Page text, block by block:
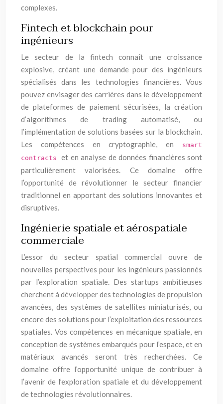
complexes.
Fintech et blockchain pour
ingénieurs
Le secteur de la fintech connaît une croissance
explosive, créant une demande pour des ingénieurs
spécialisés dans les technologies financières. Vous
pouvez envisager des carrières dans le développement
de plateformes de paiement sécurisées, la création
d’algorithmes de trading automatisé, ou
l’implémentation de solutions basées sur la blockchain.
Les compétences en cryptographie, en
smart
contractset en analyse de données financières sont
particulièrement valorisées. Ce domaine offre
l’opportunité de révolutionner le secteur financier
traditionnel en apportant des solutions innovantes et
disruptives.
Ingénierie spatiale et aérospatiale
commerciale
L’essor du secteur spatial commercial ouvre de
nouvelles perspectives pour les ingénieurs passionnés
par l’exploration spatiale. Des startups ambitieuses
cherchent à développer des technologies de propulsion
avancées, des systèmes de satellites miniaturisés, ou
encore des solutions pour l’exploitation des ressources
spatiales. Vos compétences en mécanique spatiale, en
conception de systèmes embarqués pour l’espace, et en
matériaux avancés seront très recherchées. Ce
domaine offre l’opportunité unique de contribuer à
l’avenir de l’exploration spatiale et du développement
de technologies révolutionnaires.